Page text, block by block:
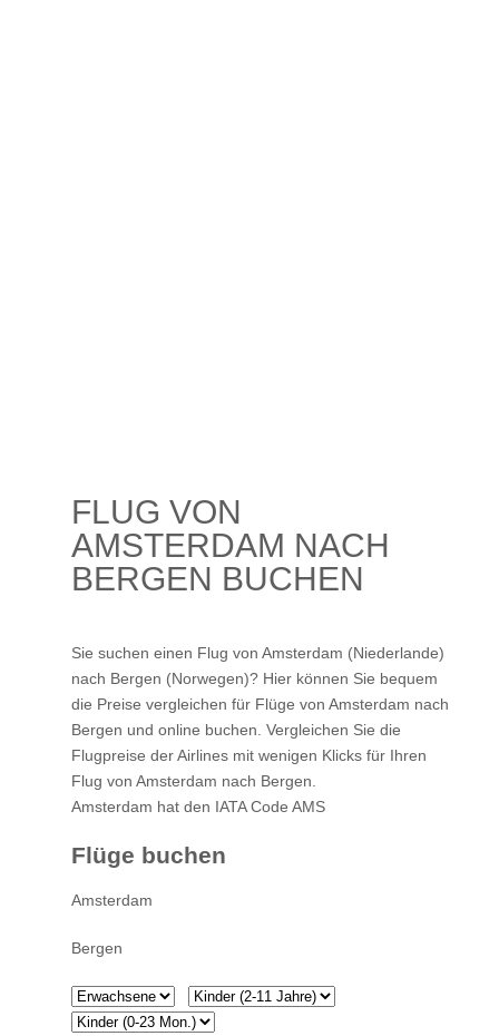
FLUG VON
AMSTERDAM NACH
BERGEN BUCHEN
Sie suchen einen Flug von Amsterdam (Niederlande)
nach Bergen (Norwegen)? Hier können Sie bequem
die Preise vergleichen für Flüge von Amsterdam nach
Bergen und online buchen. Vergleichen Sie die
Flugpreise der Airlines mit wenigen Klicks für Ihren
Flug von Amsterdam nach Bergen.
Amsterdam hat den IATA Code AMS
Flüge buchen